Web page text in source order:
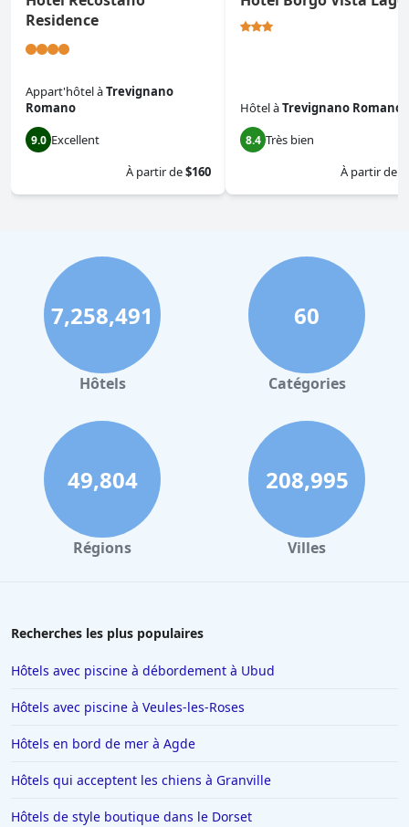
Residence
Appart'hôtelàTrevignano
Romano
9.0 Excellent
À partir de$160
HôtelàTrevignano Romano
8.4 Très bien
À partir de
7,258,491
Hôtels
60
Catégories
49,804
Régions
208,995
Villes
Recherches les plus populaires
Hôtels avec piscine à débordement à Ubud
Hôtels avec piscine à Veules-les-Roses
Hôtels en bord de mer à Agde
Hôtels qui acceptent les chiens à Granville
Hôtels de style boutique dans le Dorset